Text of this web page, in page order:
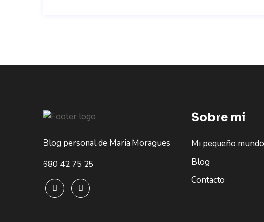
Blog personal de Maria Moragues
680 42 75 25
Sobre mí
Mi pequeño mundo
Blog
Contacto